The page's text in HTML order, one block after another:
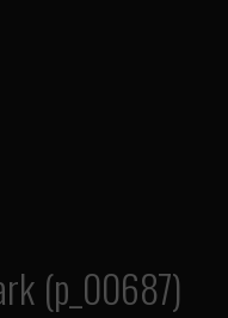
(p_00687)